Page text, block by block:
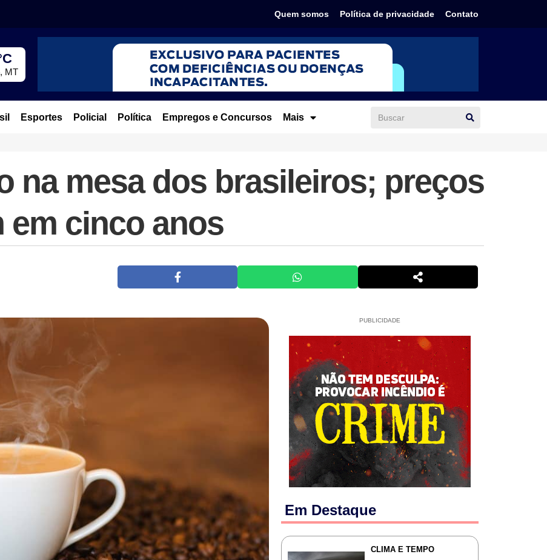
Quem somos Política de privacidade Contato
MT
Esportes Policial Política Empregos e Concursos Mais
na mesa dos brasileiros; preços
em cinco anos
PUBLICIDADE
Em Destaque
CLIMA E TEMPO